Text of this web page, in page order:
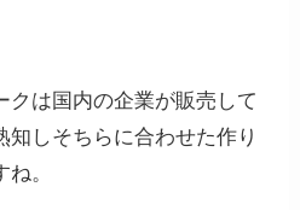
クは国内の企業が販売して
知しそちらに合わせた作り
。